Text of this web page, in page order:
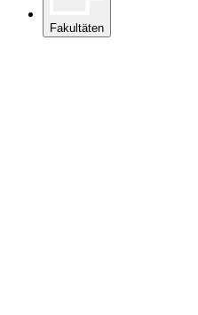
Fakultäten